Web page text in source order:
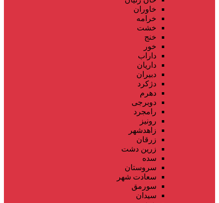
خاوران
خرامه
خشت
خنج
خور
داراب
داریان
دبیران
دژکرد
دهرم
دوبرجی
رامجرد
رونیز
زاهدشهر
زرقان
زرین دشت
سده
سروستان
سعادت شهر
سورمق
سیدان